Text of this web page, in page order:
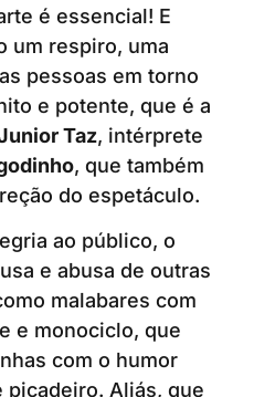
é essencial! E
um respiro, uma
pessoas em torno
e potente, que é a
Taz, intérprete
, que também
do espetáculo.
ao público, o
e abusa de outras
malabares com
e monociclo, que
com o humor
Aliás, que